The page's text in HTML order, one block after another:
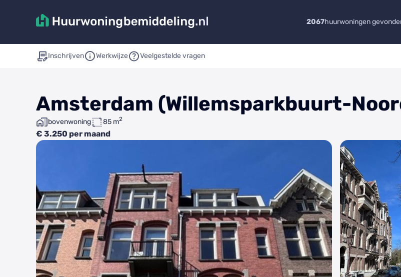
2067huurwoningen
Inschrijven Werkwijze Veelgestelde vragen
Amsterdam (Willemsparkbuurt-
bovenwoning 85 m2
€ 3.250 per maand